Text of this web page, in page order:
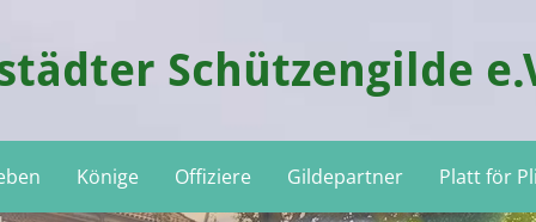
Schützengilde
Könige Offiziere Gildepartner Platt för